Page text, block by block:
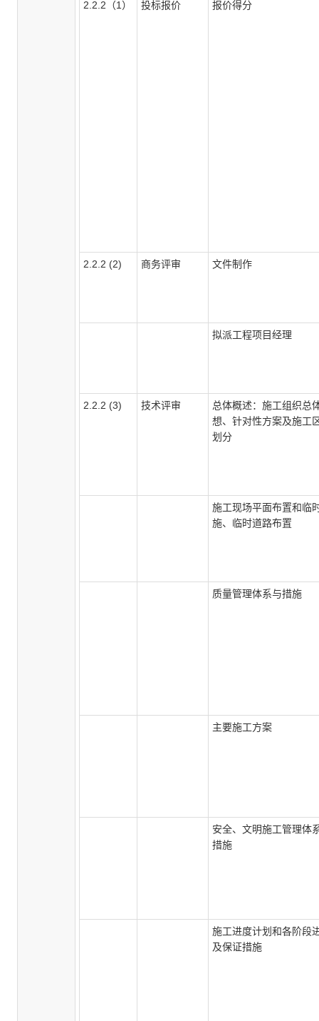
2.2.2 （1 ） 投标报价 报价得分
2.2.2 (2) 商务评审 文件制作
拟派工程项目经理
2.2.2 (3) 技术评审
总体概述：施工组织总
想、针对性方案及施工
划分
施工现场平面布置和临
施、临时道路布置
质量管理体系与措施
主要施工方案
安全、文明施工管理体
措施
施工进度计划和各阶段
及保证措施